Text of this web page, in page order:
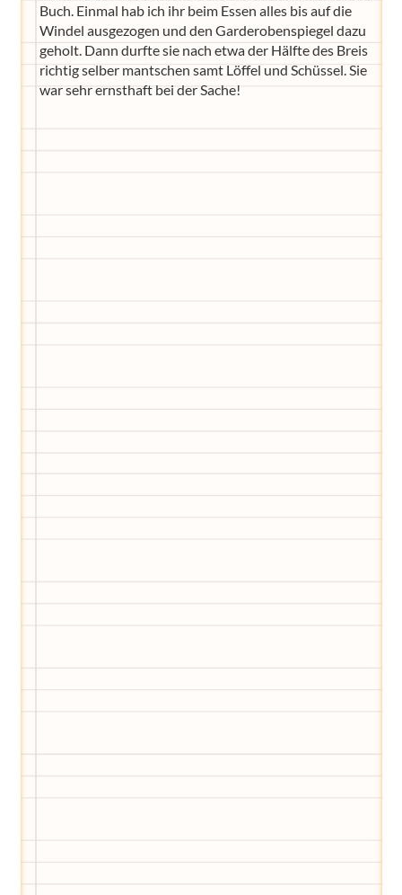
Buch. Einmal hab ich ihr beim Essen alles bis auf die
Windel ausgezogen und den Garderobenspiegel dazu
geholt. Dann durfte sie nach etwa der Hälfte des Breis
richtig selber mantschen samt Löffel und Schüssel. Sie
war sehr ernsthaft bei der Sache!